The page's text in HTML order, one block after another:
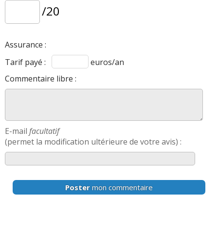
/20
Assurance :
Tarif payé :
euros/an
Commentaire libre :
E-mail facultatif
(permet la modification ultérieure de votre avis) :
Poster mon commentaire